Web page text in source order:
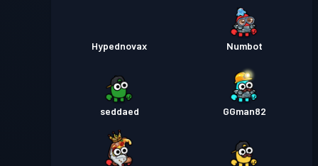
Hypednovax Numbot
seddaed GGman82